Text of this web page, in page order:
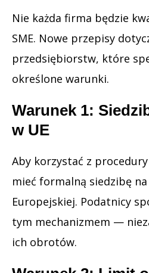
Nie każda firma będzie
SME. Nowe przepisy
przedsiębiorstw, które
określone warunki.
Warunek 1:
w UE
Aby korzystać z
mieć formalną siedzibę
Europejskiej. Podatnicy
tym mechanizmem —
ich obrotów.